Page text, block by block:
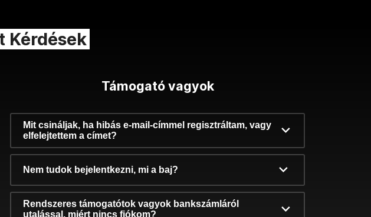
Kérdések
Támogató vagyok
Mit csináljak, ha hibás e-mail-címmel regisztráltam, vagy
elfelejtettem a címet?
Nem tudok bejelentkezni, mi a baj?
Rendszeres támogatótok vagyok bankszámláról
utalással, miért nincs fiókom?